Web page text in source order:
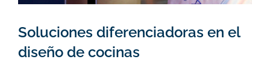
Soluciones diferenciadoras en el
diseño de cocinas